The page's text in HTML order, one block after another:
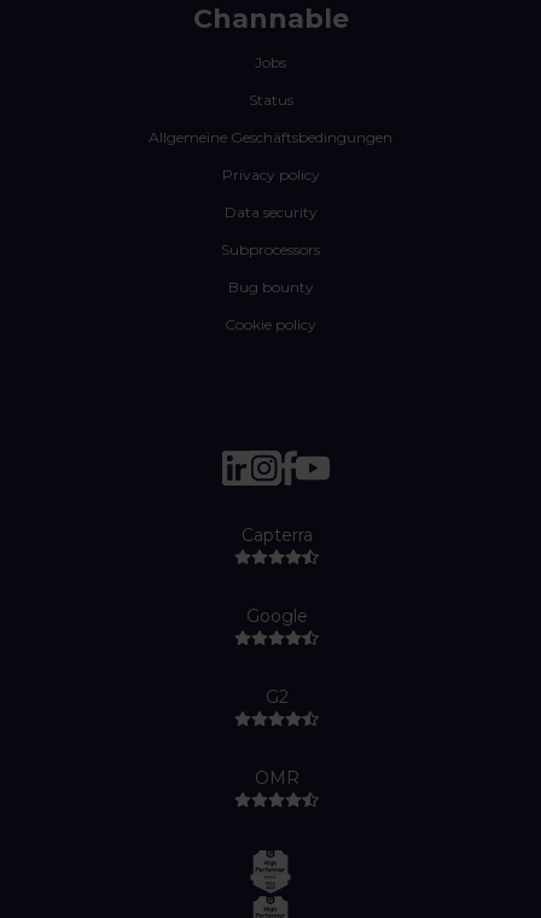
Channable
Jobs
Status
Allgemeine Geschäftsbedingungen
Privacy policy
Data security
Subprocessors
Bug bounty
Cookie policy
Capterra
Google
G2
OMR